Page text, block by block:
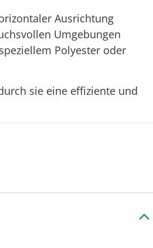
Ausrichtung
Umgebungen
Polyester oder
sie eine effiziente und